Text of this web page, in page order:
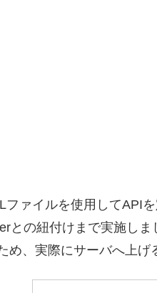
ファイルを使用してAPI
との紐付けまで実施し
め、実際にサーバへ上げ